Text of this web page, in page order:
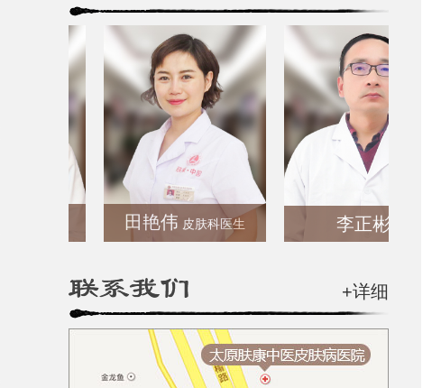
田艳伟 皮肤科医生 李正彬
+详细